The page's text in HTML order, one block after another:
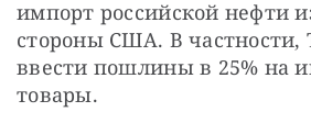
импорт российской нефти
стороны США. В частности,
ввести пошлины в 25% на
товары.